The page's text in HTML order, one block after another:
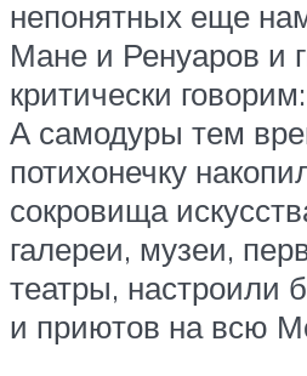
непонятных еще
Мане и Ренуаров и
критически
А самодуры тем
потихонечку
сокровища
галереи, музеи,
театры, настроили
и приютов на всю